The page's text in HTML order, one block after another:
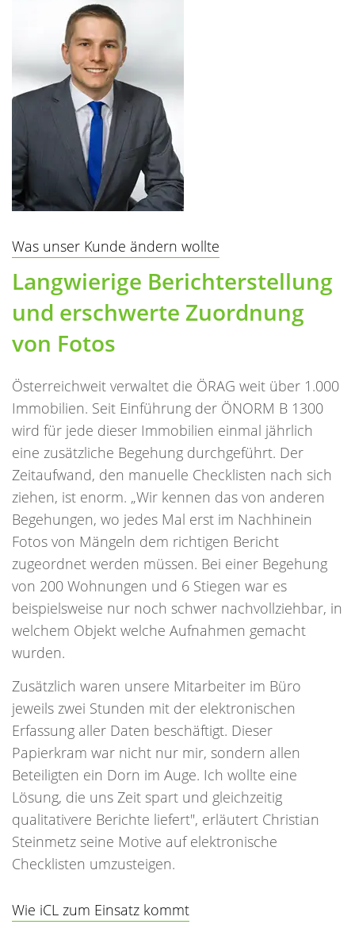
Was unser Kunde ändern wollte
Langwierige Berichterstellung
und erschwerte Zuordnung
von Fotos
Österreichweit verwaltet die ÖRAG weit über 1.000
Immobilien. Seit Einführung der ÖNORM B 1300
wird für jede dieser Immobilien einmal jährlich
eine zusätzliche Begehung durchgeführt. Der
Zeitaufwand, den manuelle Checklisten nach sich
ziehen, ist enorm. „Wir kennen das von anderen
Begehungen, wo jedes Mal erst im Nachhinein
Fotos von Mängeln dem richtigen Bericht
zugeordnet werden müssen. Bei einer Begehung
von 200 Wohnungen und 6 Stiegen war es
beispielsweise nur noch schwer nachvollziehbar, in
welchem Objekt welche Aufnahmen gemacht
wurden.
Zusätzlich waren unsere Mitarbeiter im Büro
jeweils zwei Stunden mit der elektronischen
Erfassung aller Daten beschäftigt. Dieser
Papierkram war nicht nur mir, sondern allen
Beteiligten ein Dorn im Auge. Ich wollte eine
Lösung, die uns Zeit spart und gleichzeitig
qualitativere Berichte liefert", erläutert Christian
Steinmetz seine Motive auf elektronische
Checklisten umzusteigen.
Wie iCL zum Einsatz kommt